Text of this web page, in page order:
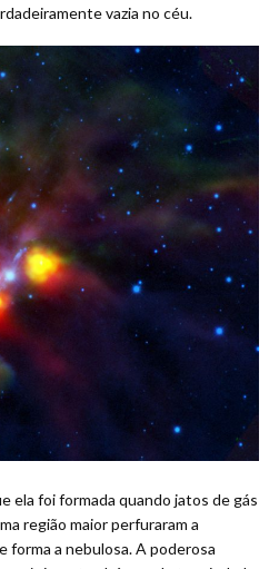
vazia no céu.
ela foi formada quando jatos de gás
região maior perfuraram a
forma a nebulosa. A poderosa